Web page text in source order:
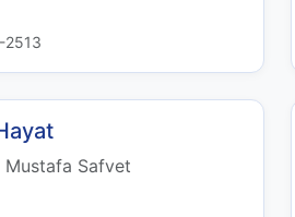
2513
Mustafa Safvet